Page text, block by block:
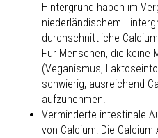
Hintergrund haben im
niederländischem
durchschnittliche
Für Menschen, die keine
(Veganismus,
schwierig, ausreichend
aufzunehmen.
Verminderte intestinale
von Calcium: Die